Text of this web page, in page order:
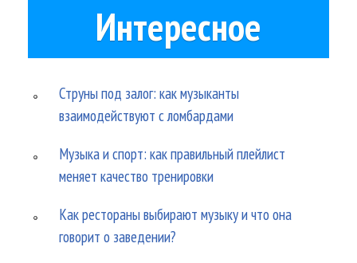
Интересное
Струны под залог: как музыканты
взаимодействуют с ломбардами
Музыка и спорт: как правильный плейлист
меняет качество тренировки
Как рестораны выбирают музыку и что она
говорит о заведении?